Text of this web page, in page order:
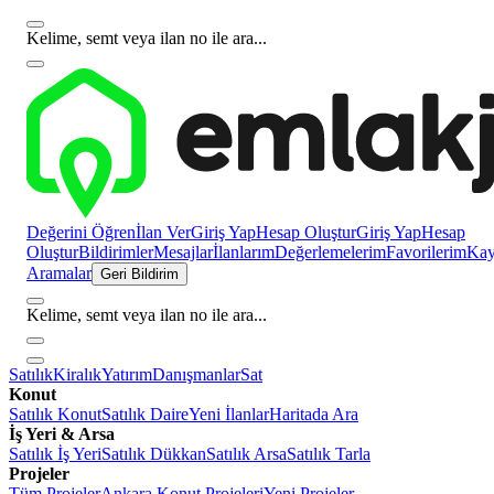
Kelime, semt veya ilan no ile ara...
Değerini Öğrenİlan VerGiriş YapHesap OluşturGiriş YapHesap
OluşturBildirimlerMesajlarİlanlarımDeğerlemelerimFavorilerim
Aramalar Geri Bildirim
Kelime, semt veya ilan no ile ara...
SatılıkKiralıkYatırımDanışmanlarSat
Konut
Satılık KonutSatılık DaireYeni İlanlarHaritada Ara
İş Yeri & Arsa
Satılık İş YeriSatılık DükkanSatılık ArsaSatılık Tarla
Projeler